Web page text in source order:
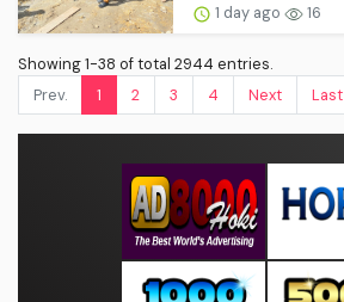
1 day ago 16
Showing 1-38 of total 2944 entries.
Prev.
1 2 3 4 Next Last